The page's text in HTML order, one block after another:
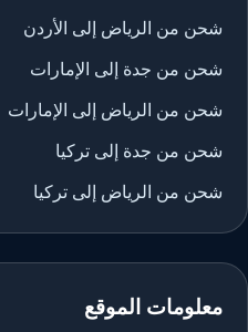
شحن من الرياض إلى الأردن
شحن من جدة إلى الإمارات
شحن من الرياض إلى الإمارات
شحن من جدة إلى تركيا
شحن من الرياض إلى تركيا
معلومات الموقع